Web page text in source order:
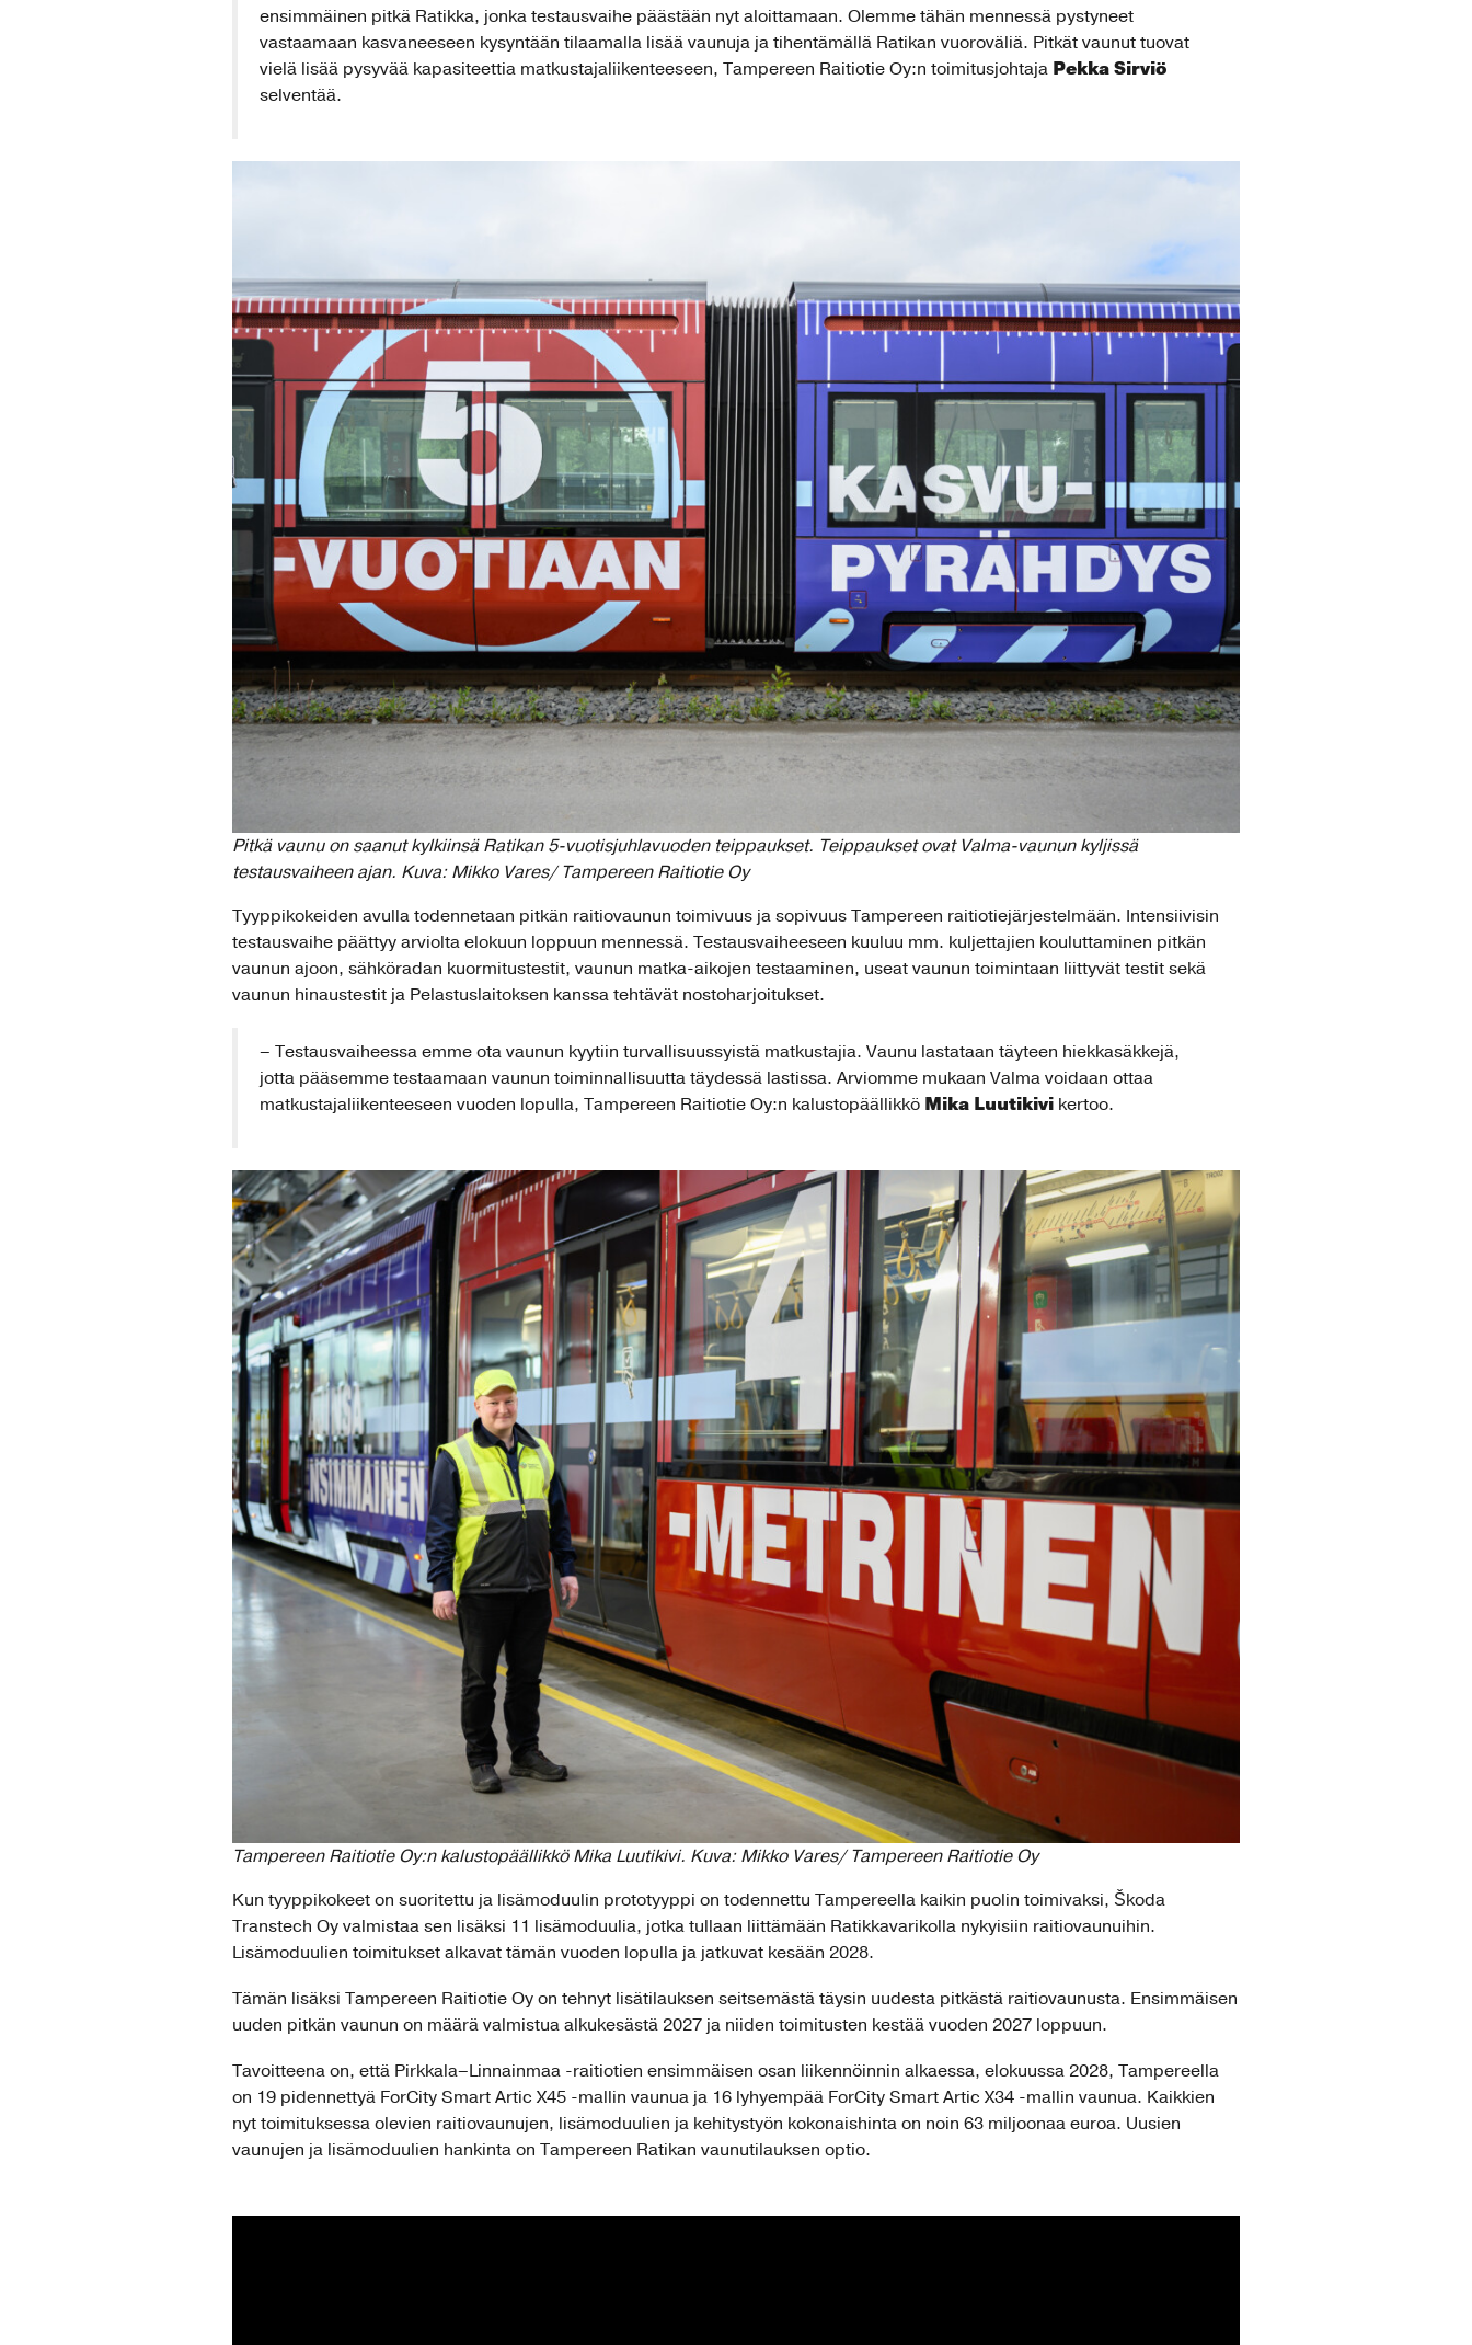
ensimmäinen pitkä Ratikka, jonka testausvaihe päästään nyt aloittamaan. Olemme tähän mennessä pystyneet
vastaamaan kasvaneeseen kysyntään tilaamalla lisää vaunuja ja tihentämällä Ratikan vuoroväliä. Pitkät vaunut tuovat
vielä lisää pysyvää kapasiteettia matkustajaliikenteeseen, Tampereen Raitiotie Oy:n toimitusjohtaja Pekka Sirviö
selventää.
Pitkä vaunu on saanut kylkiinsä Ratikan 5-vuotisjuhlavuoden teippaukset. Teippaukset ovat Valma-vaunun kyljissä
testausvaiheen ajan. Kuva: Mikko Vares/ Tampereen Raitiotie Oy
Tyyppikokeiden avulla todennetaan pitkän raitiovaunun toimivuus ja sopivuus Tampereen raitiotiejärjestelmään. Intensiivisin
testausvaihe päättyy arviolta elokuun loppuun mennessä. Testausvaiheeseen kuuluu mm. kuljettajien kouluttaminen pitkän
vaunun ajoon, sähköradan kuormitustestit, vaunun matka-aikojen testaaminen, useat vaunun toimintaan liittyvät testit sekä
vaunun hinaustestit ja Pelastuslaitoksen kanssa tehtävät nostoharjoitukset.
– Testausvaiheessa emme ota vaunun kyytiin turvallisuussyistä matkustajia. Vaunu lastataan täyteen hiekkasäkkejä,
jotta pääsemme testaamaan vaunun toiminnallisuutta täydessä lastissa. Arviomme mukaan Valma voidaan ottaa
matkustajaliikenteeseen vuoden lopulla, Tampereen Raitiotie Oy:n kalustopäällikkö Mika Luutikivi kertoo.
Tampereen Raitiotie Oy:n kalustopäällikkö Mika Luutikivi. Kuva: Mikko Vares/ Tampereen Raitiotie Oy
Kun tyyppikokeet on suoritettu ja lisämoduulin prototyyppi on todennettu Tampereella kaikin puolin toimivaksi, Škoda
Transtech Oy valmistaa sen lisäksi 11 lisämoduulia, jotka tullaan liittämään Ratikkavarikolla nykyisiin raitiovaunuihin.
Lisämoduulien toimitukset alkavat tämän vuoden lopulla ja jatkuvat kesään 2028.
Tämän lisäksi Tampereen Raitiotie Oy on tehnyt lisätilauksen seitsemästä täysin uudesta pitkästä raitiovaunusta. Ensimmäisen
uuden pitkän vaunun on määrä valmistua alkukesästä 2027 ja niiden toimitusten kestää vuoden 2027 loppuun.
Tavoitteena on, että Pirkkala–Linnainmaa -raitiotien ensimmäisen osan liikennöinnin alkaessa, elokuussa 2028, Tampereella
on 19 pidennettyä ForCity Smart Artic X45 -mallin vaunua ja 16 lyhyempää ForCity Smart Artic X34 -mallin vaunua. Kaikkien
nyt toimituksessa olevien raitiovaunujen, lisämoduulien ja kehitystyön kokonaishinta on noin 63 miljoonaa euroa. Uusien
vaunujen ja lisämoduulien hankinta on Tampereen Ratikan vaunutilauksen optio.